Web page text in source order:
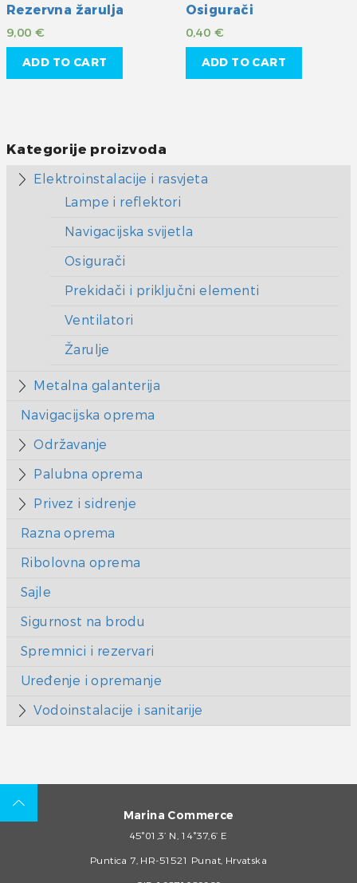
Rezervna žarulja
9,00 €
ADD TO CART
Osigurači
0,40 €
ADD TO CART
Kategorije proizvoda
Elektroinstalacije i rasvjeta
Lampe i reflektori
Navigacijska svijetla
Osigurači
Prekidači i priključni elementi
Ventilatori
Žarulje
Metalna galanterija
Navigacijska oprema
Održavanje
Palubna oprema
Privez i sidrenje
Razna oprema
Ribolovna oprema
Sajle
Sigurnost na brodu
Spremnici i rezervari
Uređenje i opremanje
Vodoinstalacije i sanitarije
Marina Commerce
45°01,3’ N, 14°37,6’ E
Puntica 7, HR-51521 Punat, Hrvatska